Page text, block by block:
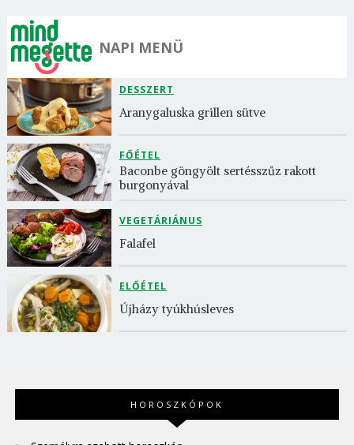
NAPI MENÜ
DESSZERT
Aranygaluska grillen sütve
FŐÉTEL
Baconbe göngyölt sertésszűz rakott
burgonyával
VEGETÁRIÁNUS
Falafel
ELŐÉTEL
Újházy tyúkhúsleves
HOROSZKÓPOK